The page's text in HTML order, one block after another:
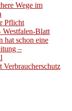
Wege im
Pflicht
Blatt
hat schon eine
–
Verbraucherschutz